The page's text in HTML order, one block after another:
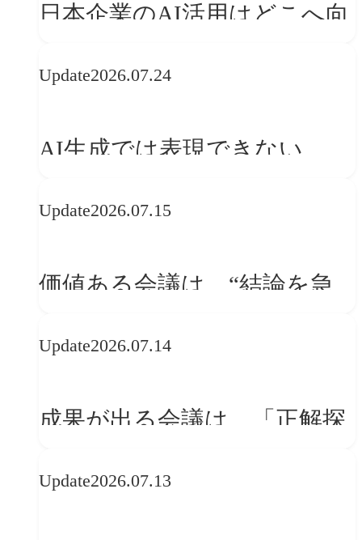
か
日本企業のAI活用はどこへ向
レンドに見る「人間中心」へ
Update2026.07.24
AI生成では表現できない
望
Update2026.07.15
価値ある会議は、“結論を急
場”である
Update2026.07.14
成果が出る会議は、「正解探
Update2026.07.13